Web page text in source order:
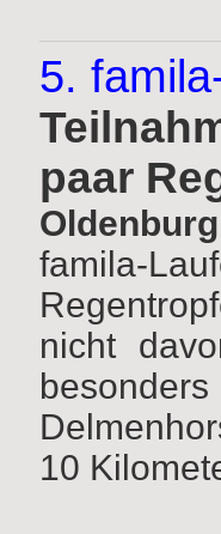
5.
paar
Oldenburg
famila-
nicht
10